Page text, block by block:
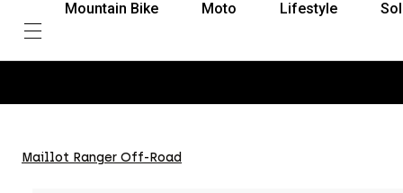
Mountain Bike Moto Lifestyle
Maillot Ranger Off-Road